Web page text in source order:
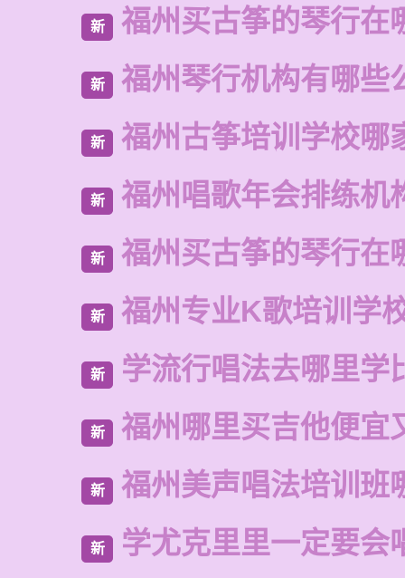
新 福州买古筝的琴行在
新 福州琴行机构有哪些
新 福州古筝培训学校哪
新 福州唱歌年会排练机
新 福州买古筝的琴行在
新 福州专业K歌培训学
新 学流行唱法去哪里学
新 福州哪里买吉他便宜
新 福州美声唱法培训班
新 学尤克里里一定要会